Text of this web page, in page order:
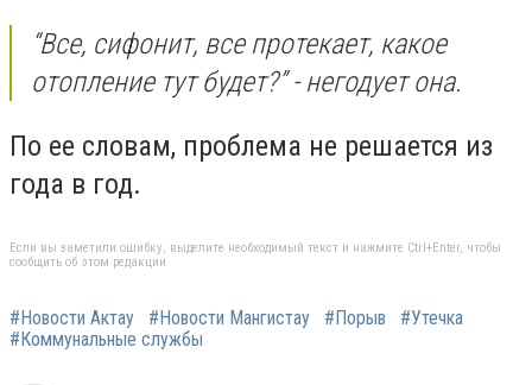
“Все, сифонит, все протекает, какое
отопление тут будет?” - негодует она.
По ее словам, проблема не решается из
года в год.
Если вы заметили ошибку, выделите необходимый текст и нажмите Ctrl+Enter, чтобы
сообщить об этом редакции
#Новости Актау #Новости Мангистау #Порыв
#Утечка
#Коммунальные службы